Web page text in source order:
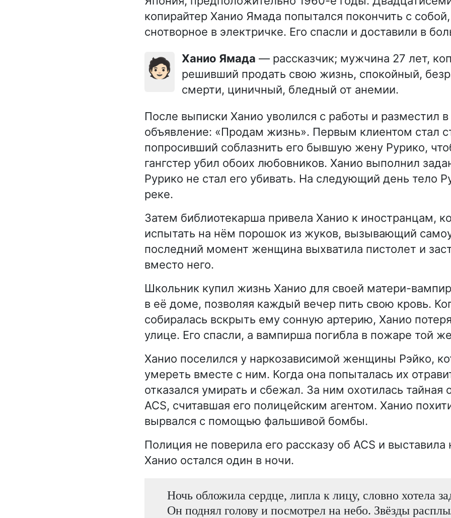
копирайтер Ханио Ямада попытался покончить с
снотворное в электричке. Его спасли и доставили в
🧑🏻 Ханио Ямада — рассказчик; мужчина 27 лет,
решивший продать свою жизнь, спокойный,
смерти, циничный, бледный от анемии.
После выписки Ханио уволился с работы и разместил в
объявление: «Продам жизнь». Первым клиентом стал
попросивший соблазнить его бывшую жену Рурико,
гангстер убил обоих любовников. Ханио выполнил
Рурико не стал его убивать. На следующий день тело
реке.
Затем библиотекарша привела Ханио к иностранцам,
испытать на нём порошок из жуков, вызывающий
последний момент женщина выхватила пистолет и
вместо него.
Школьник купил жизнь Ханио для своей матери-
в её доме, позволяя каждый вечер пить свою кровь.
собиралась вскрыть ему сонную артерию, Ханио
улице. Его спасли, а вампирша погибла в пожаре той
Ханио поселился у наркозависимой женщины Рэйко,
умереть вместе с ним. Когда она попыталась их
отказался умирать и сбежал. За ним охотилась тайная
ACS, считавшая его полицейским агентом. Ханио
вырвался с помощью фальшивой бомбы.
Полиция не поверила его рассказу об ACS и выставила
Ханио остался один в ночи.
Ночь обложила сердце, липла к лицу, словно хотела
Он поднял голову и посмотрел на небо. Звёзды